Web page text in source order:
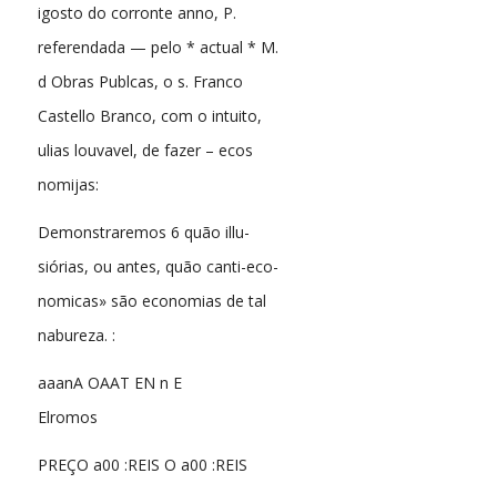
igosto do corronte anno, P.
referendada — pelo * actual * M.
d Obras Publcas, o s. Franco
Castello Branco, com o intuito,
ulias louvavel, de fazer – ecos
nomijas:
Demonstraremos 6 quão illu-
siórias, ou antes, quão canti-eco-
nomicas» são economias de tal
nabureza. :
aaanA OAAT EN n E
Elromos
PREÇO a00 :REIS O a00 :REIS